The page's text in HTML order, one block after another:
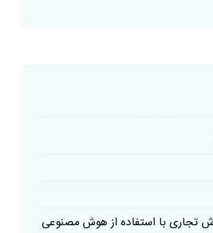
تجاری با استفاده از هوش مصنوعی